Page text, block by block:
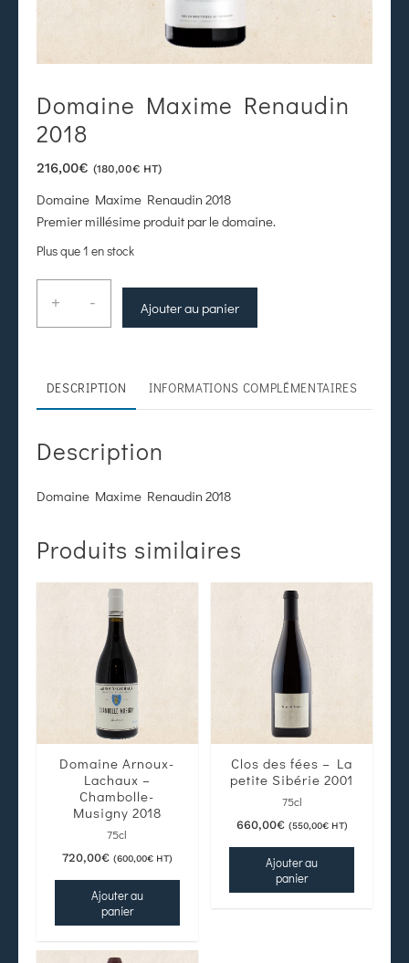
Domaine Maxime Renaudin
2018
216,00€ (180,00€ HT)
Domaine Maxime Renaudin 2018
Premier millésime produit par le domaine.
Plus que 1 en stock
+ - Ajouter au panier
DESCRIPTION INFORMATIONS COMPLÉMENTAIRES
Description
Domaine Maxime Renaudin 2018
Produits similaires
Domaine Arnoux-
Lachaux –
Chambolle-
Musigny 2018
75cl
720,00€ (600,00€HT)
Ajouter au
panier
Clos des fées – La
petite Sibérie 2001
75cl
660,00€ (550,00€HT)
Ajouter au
panier